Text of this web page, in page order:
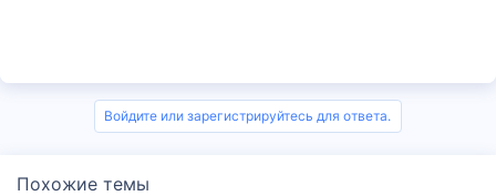
Войдите или зарегистрируйтесь для ответа.
Похожие темы